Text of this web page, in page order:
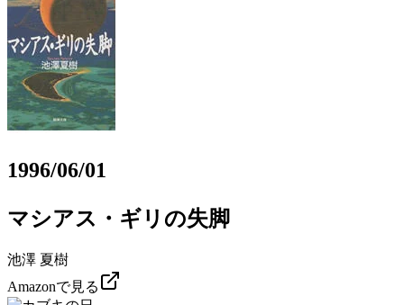
1996/06/01
マシアス・ギリの失脚
池澤 夏樹
Amazonで見る